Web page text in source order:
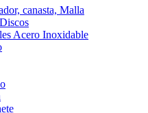
canasta, Malla
Acero Inoxidable